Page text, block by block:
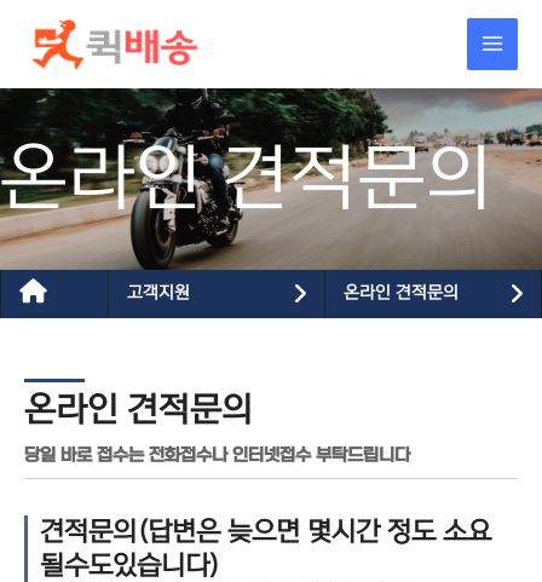
건너뛰기
온라인 견적문의
고객지원 온라인 견적문의
온라인 견적문의
당일 바로 접수는 전화접수나 인터넷접수 부탁드립니다
견적문의(답변은 늦으면 몇시간 정도 소요
될수도있습니다)